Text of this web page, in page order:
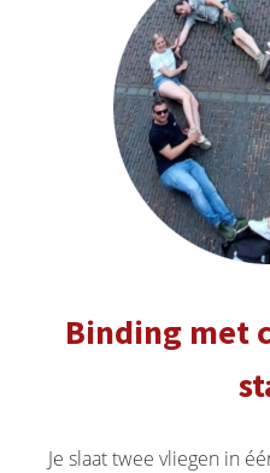
Binding met
Je slaat twee vliegen in